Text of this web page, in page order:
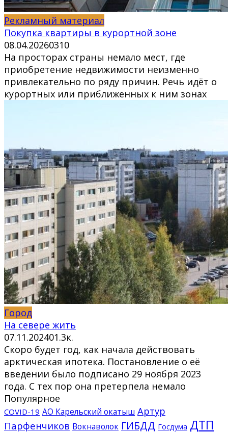
Рекламный материал
Покупка квартиры в курортной зоне
08.04.20260310
На просторах страны немало мест, где
приобретение недвижимости неизменно
привлекательно по ряду причин. Речь идёт о
курортных или приближенных к ним зонах
Город
На севере жить
07.11.202401.3к.
Скоро будет год, как начала действовать
арктическая ипотека. Постановление о её
введении было подписано 29 ноября 2023
года. С тех пор она претерпела немало
Популярное
COVID-19 АО Карельский окатыш Артур
Парфенчиков Вокнаволок ГИБДД Госдума ДТП